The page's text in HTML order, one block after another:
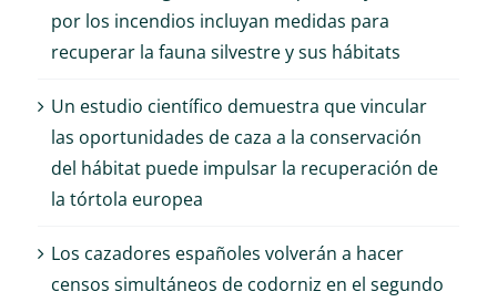
por los incendios incluyan medidas para
recuperar la fauna silvestre y sus hábitats
Un estudio científico demuestra que vincular
las oportunidades de caza a la conservación
del hábitat puede impulsar la recuperación de
la tórtola europea
Los cazadores españoles volverán a hacer
censos simultáneos de codorniz en el segundo